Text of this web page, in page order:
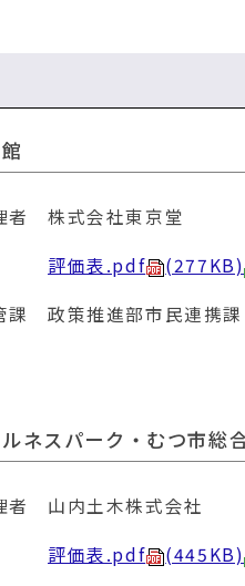
者
株式会社東京堂
評価表.pdf
(277KB)
課
政策推進部市民連
ネスパーク・むつ市総
者
山内土木株式会社
評価表.pdf
(445KB)